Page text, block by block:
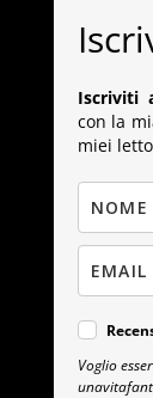
Iscriviti
con la
miei
Voglio